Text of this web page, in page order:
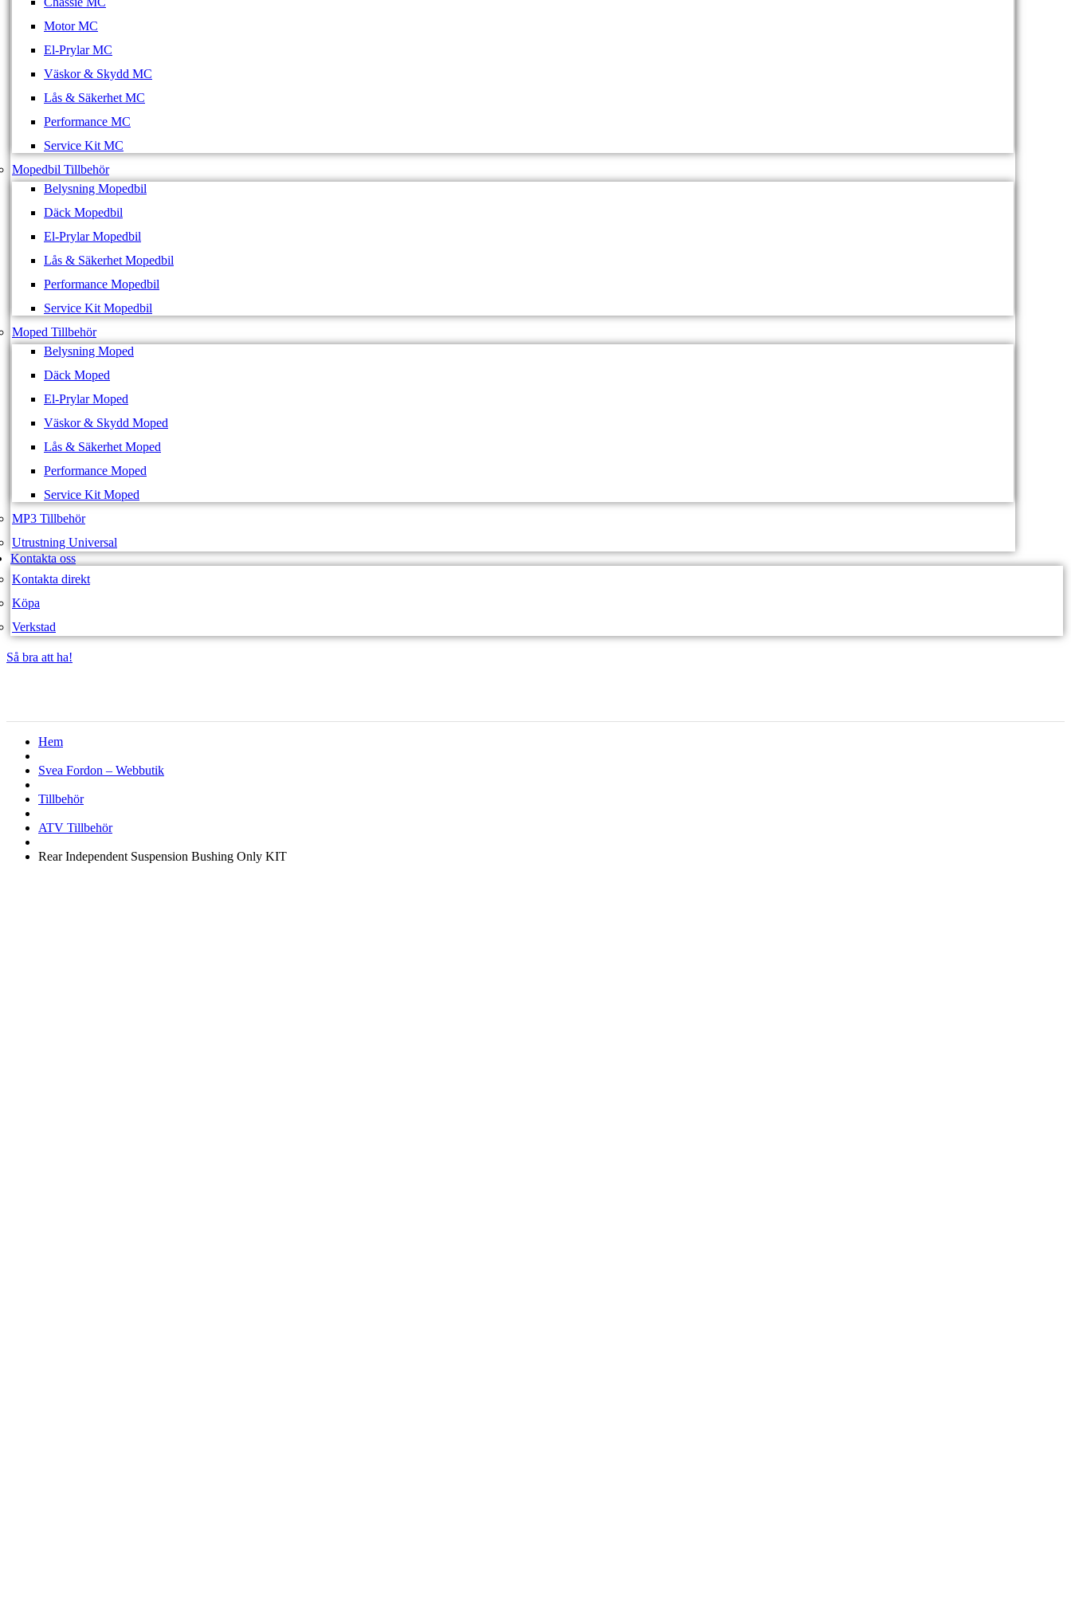
Motor MC
El-Prylar MC
Väskor & Skydd MC
Lås & Säkerhet MC
Performance MC
Service Kit MC
Mopedbil Tillbehör
Belysning Mopedbil
Däck Mopedbil
El-Prylar Mopedbil
Lås & Säkerhet Mopedbil
Performance Mopedbil
Service Kit Mopedbil
Moped Tillbehör
Belysning Moped
Däck Moped
El-Prylar Moped
Väskor & Skydd Moped
Lås & Säkerhet Moped
Performance Moped
Service Kit Moped
MP3 Tillbehör
Utrustning Universal
Kontakta oss
Kontakta direkt
Köpa
Verkstad
Så bra att ha!
Hem
Svea Fordon – Webbutik
Tillbehör
ATV Tillbehör
Rear Independent Suspension Bushing Only KIT